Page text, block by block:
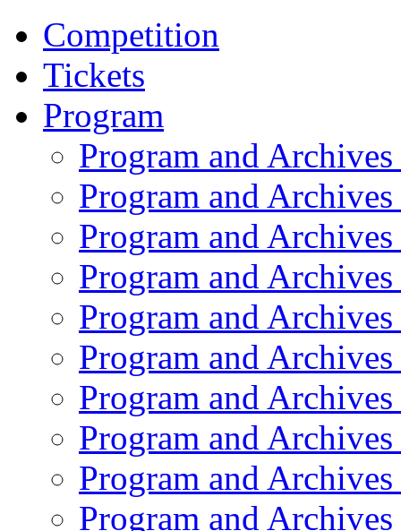
Competition
Tickets
Program
Program and
Program and
Program and
Program and
Program and
Program and
Program and
Program and
Program and
Program and